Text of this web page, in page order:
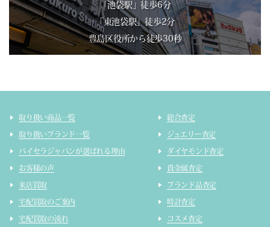
「池袋駅」徒歩6分
「東池袋駅」徒歩2分
豊島区役所から徒歩30秒
取り扱い商品一覧
取り扱いブランド一覧
バイセラジャパンが選ばれる理由
お客様の声
来店買取
宅配買取のご案内
宅配買取の流れ
総合査定
ジュエリー査定
ダイヤモンド査定
貴金属査定
ブランド品査定
時計査定
コスメ査定